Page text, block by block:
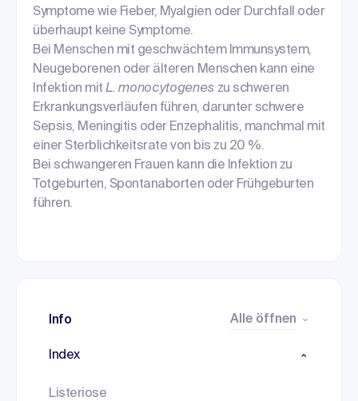
Symptome wie Fieber, Myalgien oder Durchfall oder
überhaupt keine Symptome.
Bei Menschen mit geschwächtem Immunsystem,
Neugeborenen oder älteren Menschen kann eine
Infektion mitL. monocytogenes zu schweren
Erkrankungsverläufen führen, darunter schwere
Sepsis, Meningitis oder Enzephalitis, manchmal mit
einer Sterblichkeitsrate von bis zu 20 %.
Bei schwangeren Frauen kann die Infektion zu
Totgeburten, Spontanaborten oder Frühgeburten
führen.
Info Alle öffnen
Index
Listeriose